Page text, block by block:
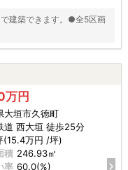
建築できます。●全5区画
万円
大垣市久徳町
道 西大垣 徒歩25分
(15.4万円 /坪)
積 246.93㎡
率 60.0(%)